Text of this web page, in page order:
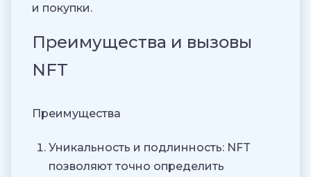
и покупки.
Преимущества и вызовы
NFT
Преимущества
Уникальность и подлинность: NFT
позволяют точно определить